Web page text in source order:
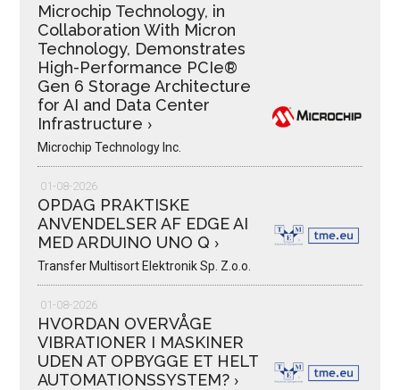
Microchip Technology, in
Collaboration With Micron
Technology, Demonstrates
High-Performance PCIe®
Gen 6 Storage Architecture
for AI and Data Center
Infrastructure ›
Microchip Technology Inc.
01-08-2026
OPDAG PRAKTISKE
ANVENDELSER AF EDGE AI
MED ARDUINO UNO Q ›
Transfer Multisort Elektronik Sp. Z.o.o.
01-08-2026
HVORDAN OVERVÅGE
VIBRATIONER I MASKINER
UDEN AT OPBYGGE ET HELT
AUTOMATIONSSYSTEM? ›